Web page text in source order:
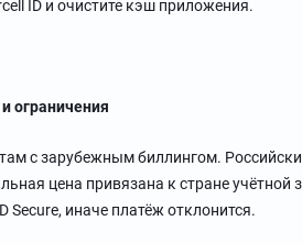
ID и очистите кэш приложения.
ограничения
с зарубежным биллингом.
цена привязана к стране учётной
Secure, иначе платёж отклонится.